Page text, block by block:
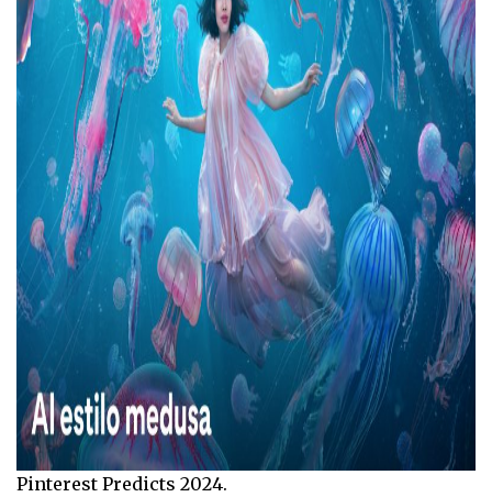
Pinterest Predicts 2024.